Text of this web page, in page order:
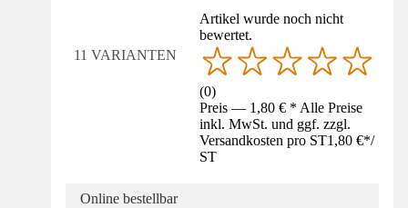
11 VARIANTEN
Artikel wurde noch nicht
bewertet.
(0)
Preis — 1,80 € * Alle Preise
inkl. MwSt. und ggf. zzgl.
Versandkosten pro ST1,80 €*/
ST
Online bestellbar